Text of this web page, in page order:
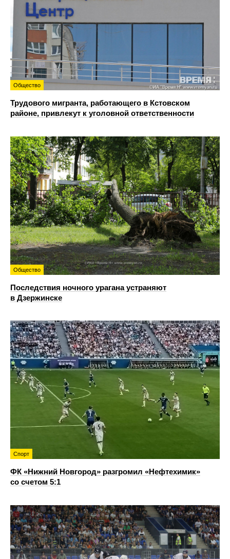
Общество
Трудового мигранта, работающего в Кстовском
районе, привлекут к уголовной ответственности
Общество
Последствия ночного урагана устраняют
в Дзержинске
Спорт
ФК «Нижний Новгород» разгромил «Нефтехимик»
со счетом 5:1